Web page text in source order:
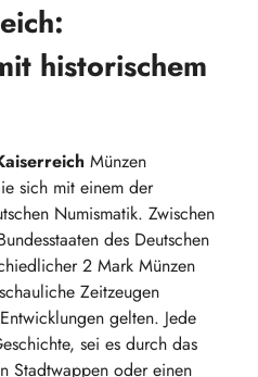
historischem
Münzen
sich mit einem der
Numismatik. Zwischen
des Deutschen
2 Mark Münzen
Zeitzeugen
gelten. Jede
sei es durch das
Stadtwappen oder einen